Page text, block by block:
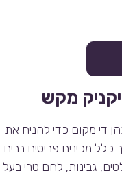
מקש
די מקום כדי להניח את
מכינים פריטים רבים
גבינות, לחם טרי בעל